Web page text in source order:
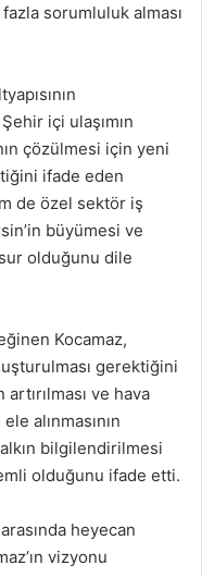
sorumluluk alması
içi ulaşımın
çözülmesi için yeni
ifade eden
de özel sektör iş
büyümesi ve
olduğunu dile
Kocamaz,
gerektiğini
ve hava
alınmasının
bilgilendirilmesi
olduğunu ifade etti.
heyecan
vizyonu